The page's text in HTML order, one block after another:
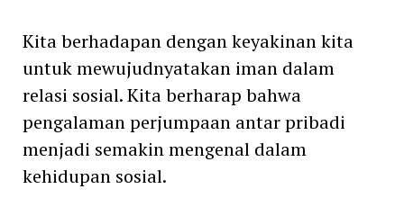
Kita berhadapan dengan keyakinan kita
untuk mewujudnyatakan iman dalam
relasi sosial. Kita berharap bahwa
pengalaman perjumpaan antar pribadi
menjadi semakin mengenal dalam
kehidupan sosial.